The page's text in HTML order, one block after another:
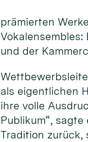
prämierten
und der
als eigentlichen
ihre volle
Publikum“,
Tradition zurück,